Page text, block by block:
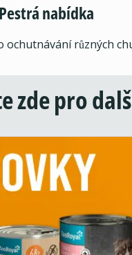
Pestrá nabídka
ochutnávání různých
zde pro